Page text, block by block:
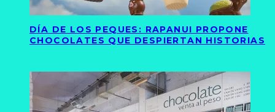
DÍA DE LOS PEQUES: RAPANUI PROPONE
CHOCOLATES QUE DESPIERTAN HISTORIAS